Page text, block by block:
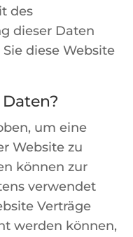
des
dieser Daten
diese Website
um eine
Website zu
können zur
verwendet
Verträge
werden können,